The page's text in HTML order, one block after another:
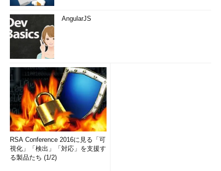
AngularJS
RSA Conference 2016に見る「可
視化」「検出」「対応」を支援す
る製品たち (1/2)